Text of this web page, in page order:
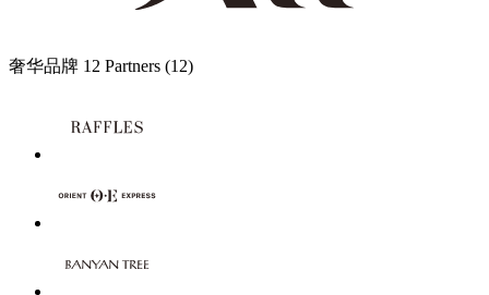
奢华品牌 12 Partners (12)